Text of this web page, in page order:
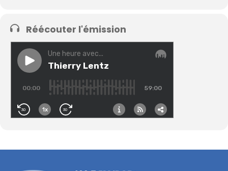
Réécouter l'émission